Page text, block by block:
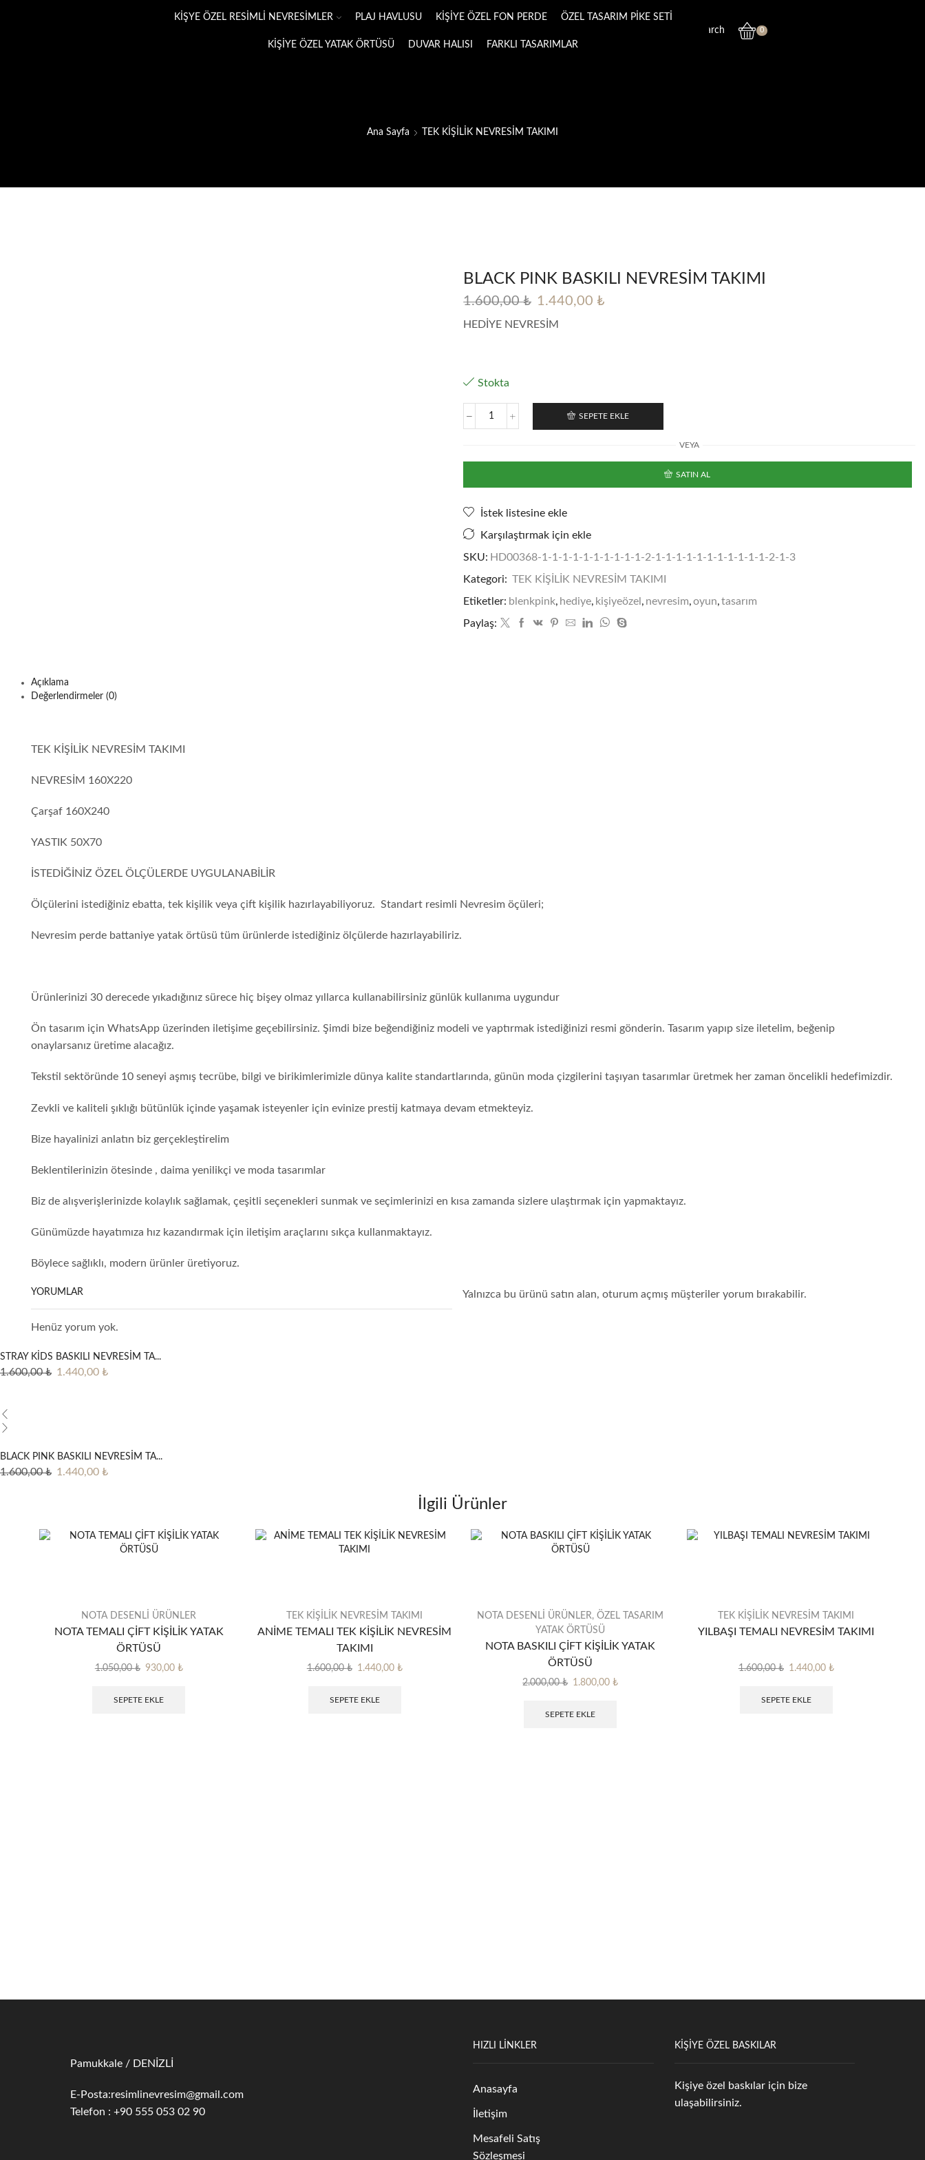
KIŞYE ÖZEL RESIMLI NEVRESIMLER PLAJ HAVLUSU KİŞİYE ÖZEL FON PERDE ÖZEL TASARIM PİKE SETİ
KİŞİYE ÖZEL YATAK ÖRTÜSÜ DUVAR HALISI FARKLI TASARIMLAR
Search 0
Ana Sayfa TEK KİŞİLİK NEVRESİM TAKIMI
BLACK PINK BASKILI NEVRESİM TAKIMI
1.600,00₺ Orijinal
fiyat:
1.600,00 ₺.
1.440,00 ₺
HEDİYE NEVRESİM
Stokta
BLACK
NEVRESİM
SEPETE EKLE
VEYA
SATIN AL
İstek listesine ekle
Karşılaştırmak için ekle
SKU: HD00368-1-1-1-1-1-1-1-1-1-1-2-1-1-1-1-1-1-1-1-1-1-1-2-1-3
Kategori: TEK KİŞİLİK NEVRESİM TAKIMI
Etiketler: blenkpink, hediye, kişiyeözel , nevresim, oyun, tasarım
Paylaş:
Açıklama
Değerlendirmeler (0)
TEK KİŞİLİK NEVRESİM TAKIMI
NEVRESİM 160X220
Çarşaf 160X240
YASTIK 50X70
İSTEDİĞİNİZ ÖZEL ÖLÇÜLERDE UYGULANABİLİR
Ölçülerini istediğiniz ebatta, tek kişilik veya çift kişilik hazırlayabiliyoruz. Standart resimli Nevresim öçüleri;
Nevresim perde battaniye yatak örtüsü tüm ürünlerde istediğiniz ölçülerde hazırlayabiliriz.
Ürünlerinizi 30 derecede yıkadığınız sürece hiç bişey olmaz yıllarca kullanabilirsiniz günlük kullanıma uygundur
Ön tasarım için WhatsApp üzerinden iletişime geçebilirsiniz. Şimdi bize beğendiğiniz modeli ve yaptırmak istediğinizi resmi gönderin. Tasarım yapıp size iletelim, beğenip
onaylarsanız üretime alacağız.
Tekstil sektöründe 10 seneyi aşmış tecrübe, bilgi ve birikimlerimizle dünya kalite standartlarında, günün moda çizgilerini taşıyan tasarımlar üretmek her zaman öncelikli hedefimizdir.
Zevkli ve kaliteli şıklığı bütünlük içinde yaşamak isteyenler için evinize prestij katmaya devam etmekteyiz.
Bize hayalinizi anlatın biz gerçekleştirelim
Beklentilerinizin ötesinde , daima yenilikçi ve moda tasarımlar
Biz de alışverişlerinizde kolaylık sağlamak, çeşitli seçenekleri sunmak ve seçimlerinizi en kısa zamanda sizlere ulaştırmak için yapmaktayız.
Günümüzde hayatımıza hız kazandırmak için iletişim araçlarını sıkça kullanmaktayız.
Böylece sağlıklı, modern ürünler üretiyoruz.
YORUMLAR
Henüz yorum yok.
Yalnızca bu ürünü satın alan, oturum açmış müşteriler yorum bırakabilir.
STRAY KİDS BASKILI NEVRESİM TA...
1.600,00₺ Orijinal
1.440,00 ₺Şu
BLACK PINK BASKILI NEVRESİM TA...
1.600,00₺ Orijinal
1.440,00 ₺Şu
İlgili Ürünler
NOTA DESENLİ ÜRÜNLER
NOTA TEMALI ÇİFT KİŞİLİK YATAK
ÖRTÜSÜ
1.050,00₺ Orijinal
1.050,00 ₺.
930,00 ₺Şu
SEPETE EKLE
TEK KİŞİLİK NEVRESİM TAKIMI
ANİME TEMALI TEK KİŞİLİK NEVRESİM
TAKIMI
1.600,00₺ Orijinal
1.600,00 ₺.
1.440,00 ₺Şu
SEPETE EKLE
NOTA DESENLİ ÜRÜNLER,ÖZEL TASARIM
YATAK ÖRTÜSÜ
NOTA BASKILI ÇİFT KİŞİLİK YATAK
ÖRTÜSÜ
2.000,00₺ Orijinal
2.000,00 ₺.
1.800,00₺Şu
SEPETE EKLE
TEK KİŞİLİK NEVRESİM TAKIMI
YILBAŞI TEMALI NEVRESİM TAKIMI
1.600,00₺ Orijinal
1.600,00 ₺.
1.440,00 ₺Şu
SEPETE EKLE
Pamukkale / DENİZLİ
E-Posta:resimlinevresim@gmail.com
Telefon : +90 555 053 02 90
HIZLI LİNKLER
Anasayfa
İletişim
Mesafeli Satış
Sözleşmesi
KIŞIYE ÖZEL BASKILAR
Kişiye özel baskılar için bize
ulaşabilirsiniz.